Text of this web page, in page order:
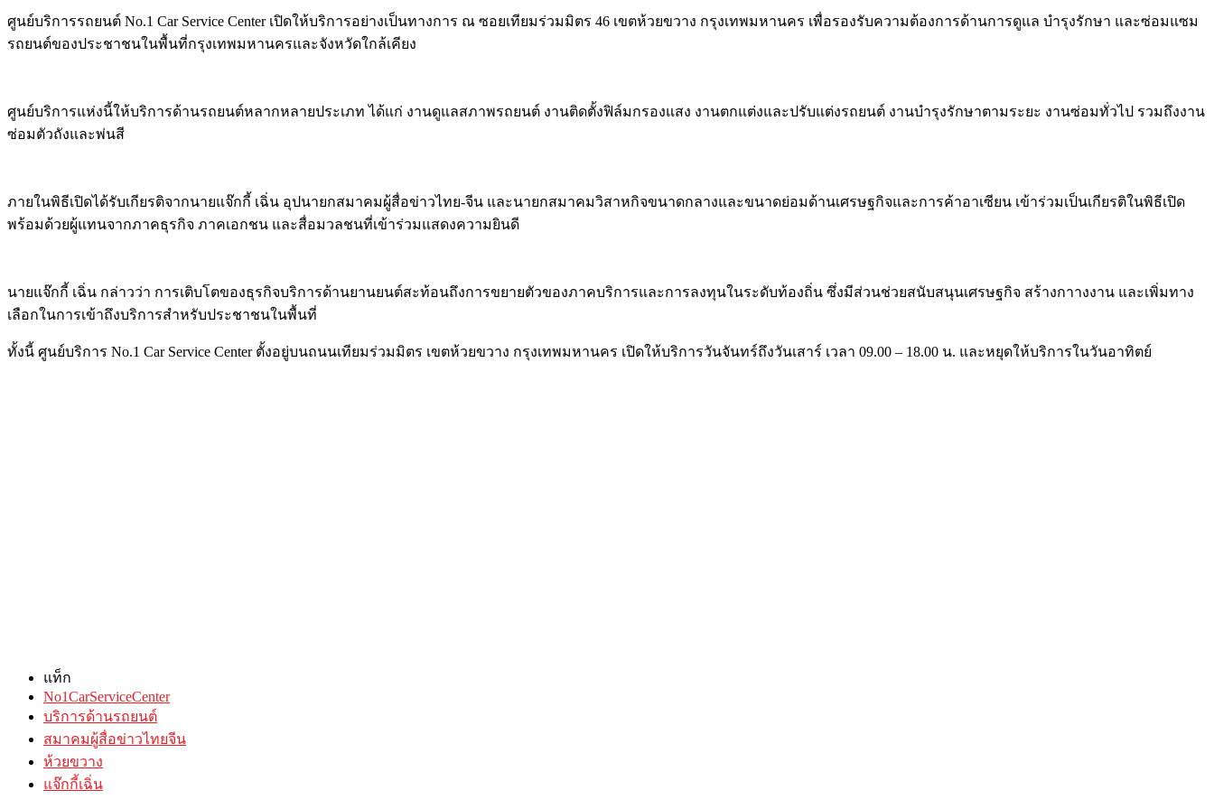
ศูนย์บริการรถยนต์ No.1 Car Service Center เปิดให้บริการอย่างเป็นทางการ ณ ซอยเทียมร่วมมิตร 46 เขตห้วยขวาง กรุงเทพมหานคร เพื่อรองรับความต้องการด้านการดูแล บำรุงรักษา และซ่อมแซม
รถยนต์ของประชาชนในพื้นที่กรุงเทพมหานครและจังหวัดใกล้เคียง
ศูนย์บริการแห่งนี้ให้บริการด้านรถยนต์หลากหลายประเภท ได้แก่ งานดูแลสภาพรถยนต์ งานติดตั้งฟิล์มกรองแสง งานตกแต่งและปรับแต่งรถยนต์ งานบำรุงรักษาตามระยะ งานซ่อมทั่วไป รวมถึงงาน
ซ่อมตัวถังและพ่นสี
ภายในพิธีเปิดได้รับเกียรติจากนายแจ๊กกี้ เฉิ่น อุปนายกสมาคมผู้สื่อข่าวไทย-จีน และนายกสมาคมวิสาหกิจขนาดกลางและขนาดย่อมด้านเศรษฐกิจและการค้าอาเซียน เข้าร่วมเป็นเกียรติในพิธีเปิด
พร้อมด้วยผู้แทนจากภาคธุรกิจ ภาคเอกชน และสื่อมวลชนที่เข้าร่วมแสดงความยินดี
นายแจ๊กกี้ เฉิ่น กล่าวว่า การเติบโตของธุรกิจบริการด้านยานยนต์สะท้อนถึงการขยายตัวของภาคบริการและการลงทุนในระดับท้องถิ่น ซึ่งมีส่วนช่วยสนับสนุนเศรษฐกิจ สร้างกาางงาน และเพิ่มทาง
เลือกในการเข้าถึงบริการสำหรับประชาชนในพื้นที่
ทั้งนี้ ศูนย์บริการ No.1 Car Service Center ตั้งอยู่บนถนนเทียมร่วมมิตร เขตห้วยขวาง กรุงเทพมหานคร เปิดให้บริการวันจันทร์ถึงวันเสาร์ เวลา 09.00 – 18.00 น. และหยุดให้บริการในวันอาทิตย์
แท็ก
No1CarServiceCenter
บริการด้านรถยนต์
สมาคมผู้สื่อข่าวไทยจีน
ห้วยขวาง
แจ๊กกี้เฉิ่น